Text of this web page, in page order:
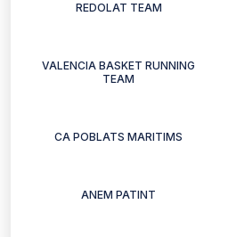
REDOLAT TEAM
VALENCIA BASKET RUNNING
TEAM
CA POBLATS MARITIMS
ANEM PATINT